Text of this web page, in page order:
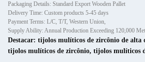
Packaging Details: Standard Export Wooden Pallet
Delivery Time: Custom products 5-45 days
Payment Terms: L/C, T/T, Western Union,
Destacar: tijolos mulíticos de zircônio de alta
tijolos mulíticos de zircônio, tijolos mulíticos